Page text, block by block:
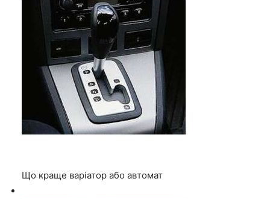
Що краще варіатор або автомат